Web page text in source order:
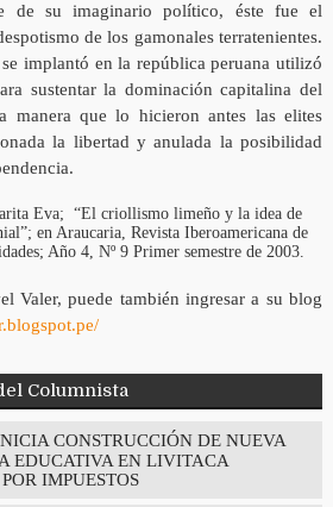
de su imaginario político, éste fue el
de los gamonales terratenientes.
implantó en la república peruana utilizó
sustentar la dominación capitalina del
manera que lo hicieron antes las elites
la libertad y anulada la posibilidad
Eva; “El criollismo limeño y la idea de
en Araucaria, Revista Iberoamericana de
Año 4, Nº 9 Primer semestre de 2003.
Valer, puede también ingresar a su blog
Columnista
CONSTRUCCIÓN DE NUEVA
EDUCATIVA EN LIVITACA
IMPUESTOS